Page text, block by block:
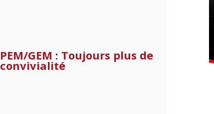
PEM/GEM : Toujours plus de
convivialité